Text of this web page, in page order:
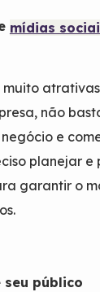
mídias
muito
não
e
planejar
garantir o
seu público